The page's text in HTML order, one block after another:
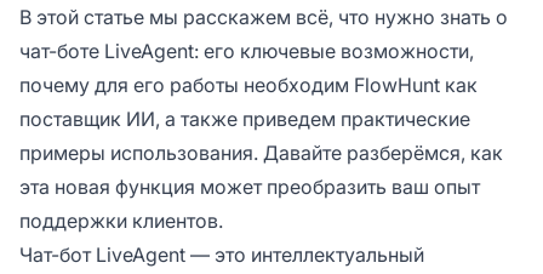
В этой статье мы расскажем всё, что нужно знать о
чат-боте LiveAgent: его ключевые возможности,
почему для его работы необходим FlowHunt как
поставщик ИИ, а также приведем практические
примеры использования. Давайте разберёмся, как
эта новая функция может преобразить ваш опыт
поддержки клиентов.
Чат-бот LiveAgent — это интеллектуальный